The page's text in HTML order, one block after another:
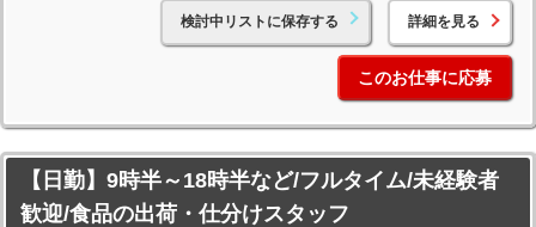
検討中リストに保存する 詳細を見る
このお仕事に応募
【日勤】9時半～18時半など/フルタイム/未経験者
歓迎/食品の出荷・仕分けスタッフ